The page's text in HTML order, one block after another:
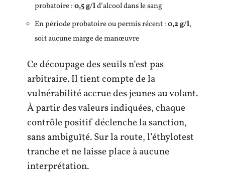
probatoire :0,5 g/ld’alcool dans le sang
En période probatoire ou permis récent :0,2 g/l,
soit aucune marge de manœuvre
Ce découpage des seuils n’est pas
arbitraire. Il tient compte de la
vulnérabilité accrue des jeunes au volant.
À partir des valeurs indiquées, chaque
contrôle positif déclenche la sanction,
sans ambiguïté. Sur la route, l’éthylotest
tranche et ne laisse place à aucune
interprétation.